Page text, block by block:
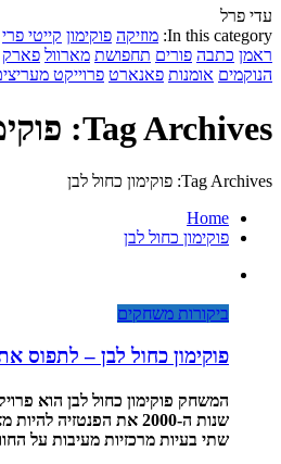
עדי פרל
In this category: מוזיקה פוקימון קייטי פרי
ראמן כתבה פורים תחפושת מארוול פארק
הנוקמים אומנות פאנארט פרוייקט
Tag Archives: פוקימון כחול לבן
Tag Archives: פוקימון כחול לבן
Home
פוקימון כחול לבן
ביקורות משחקים
פוקימון כחול לבן – לתפוס
המשחק פוקימון כחול לבן הוא
שנות ה-2000 את הפנטזיה
שתי בעיות מרכזיות מעיבות על